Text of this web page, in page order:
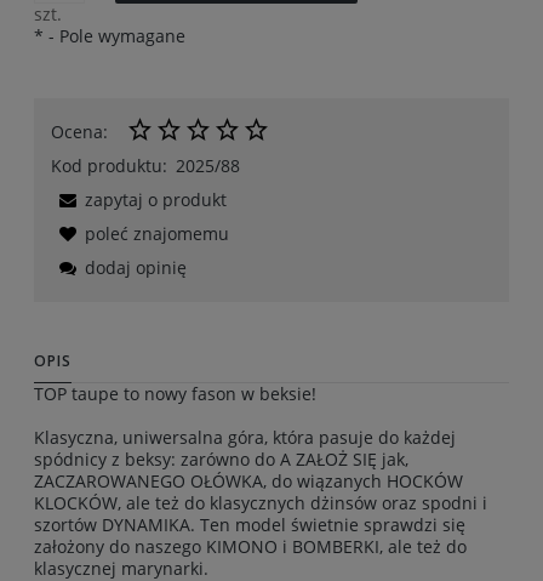
szt.
* - Pole wymagane
Ocena:
Kod produktu: 2025/88
zapytaj o produkt
poleć znajomemu
dodaj opinię
OPIS
TOP taupe to nowy fason w beksie!
Klasyczna, uniwersalna góra, która pasuje do każdej
spódnicy z beksy: zarówno do A ZAŁOŻ SIĘ jak,
ZACZAROWANEGO OŁÓWKA, do wiązanych HOCKÓW
KLOCKÓW, ale też do klasycznych dżinsów oraz spodni i
szortów DYNAMIKA. Ten model świetnie sprawdzi się
założony do naszego KIMONO i BOMBERKI, ale też do
klasycznej marynarki.